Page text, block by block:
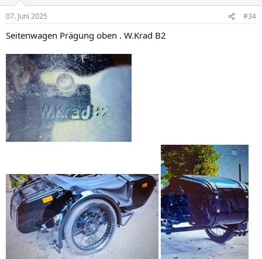
07. Juni 2025 #34
Seitenwagen Prägung oben . W.Krad B2